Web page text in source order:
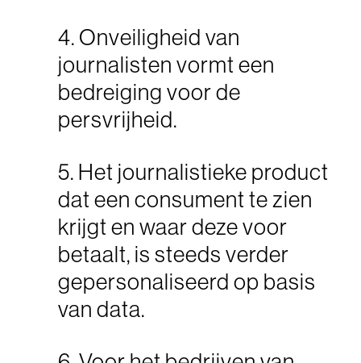
4. Onveiligheid van
journalisten vormt een
bedreiging voor de
persvrijheid.
5. Het journalistieke product
dat een consument te zien
krijgt en waar deze voor
betaalt, is steeds verder
gepersonaliseerd op basis
van data.